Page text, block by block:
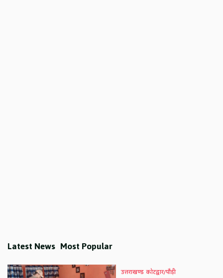
Latest News Most Popular
उत्तराखण्ड कोटद्वार/पौड़ी